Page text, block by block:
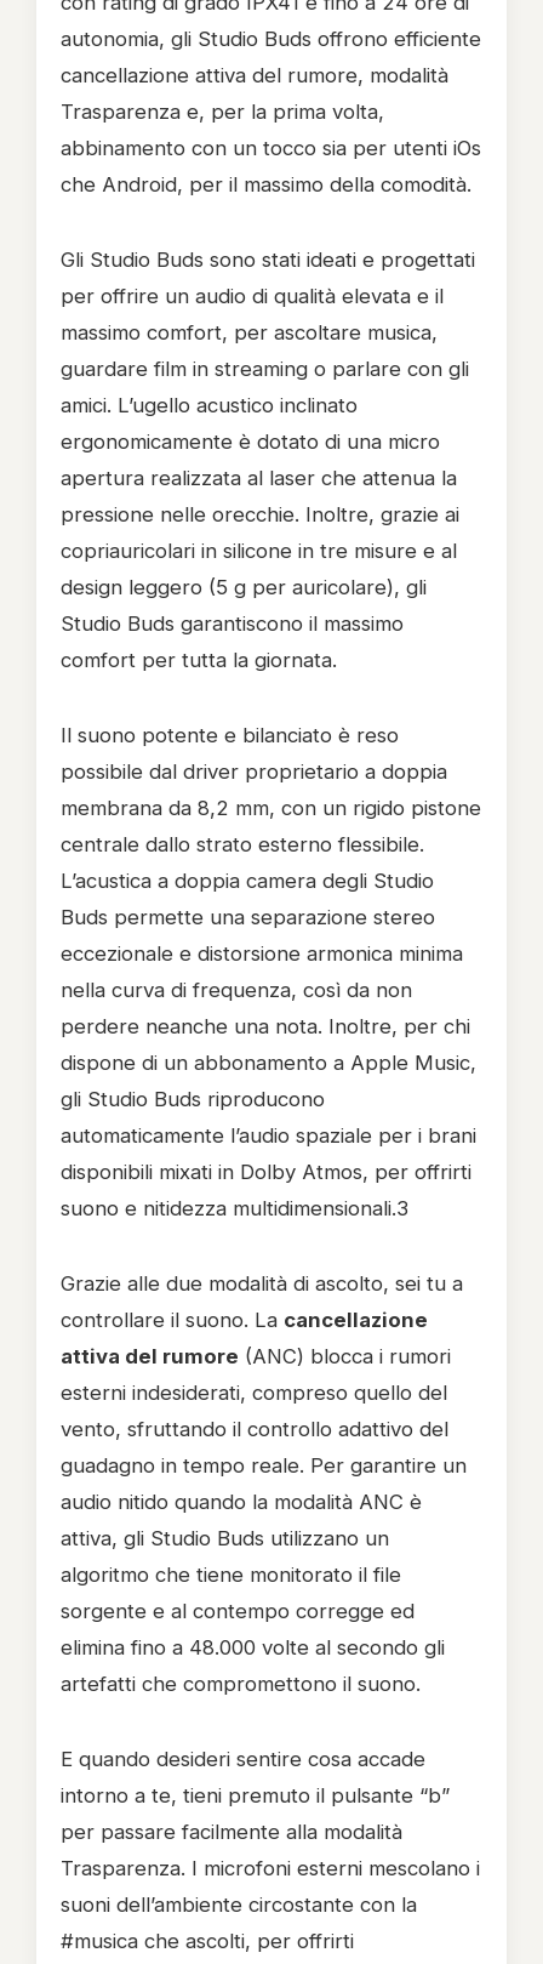
autonomia, gli Studio Buds offrono efficiente
cancellazione attiva del rumore, modalità
Trasparenza e, per la prima volta,
abbinamento con un tocco sia per utenti iOs
che Android, per il massimo della comodità.
Gli Studio Buds sono stati ideati e progettati
per offrire un audio di qualità elevata e il
massimo comfort, per ascoltare musica,
guardare film in streaming o parlare con gli
amici. L’ugello acustico inclinato
ergonomicamente è dotato di una micro
apertura realizzata al laser che attenua la
pressione nelle orecchie. Inoltre, grazie ai
copriauricolari in silicone in tre misure e al
design leggero (5 g per auricolare), gli
Studio Buds garantiscono il massimo
comfort per tutta la giornata.
Il suono potente e bilanciato è reso
possibile dal driver proprietario a doppia
membrana da 8,2 mm, con un rigido pistone
centrale dallo strato esterno flessibile.
L’acustica a doppia camera degli Studio
Buds permette una separazione stereo
eccezionale e distorsione armonica minima
nella curva di frequenza, così da non
perdere neanche una nota. Inoltre, per chi
dispone di un abbonamento a Apple Music,
gli Studio Buds riproducono
automaticamente l’audio spaziale per i brani
disponibili mixati in Dolby Atmos, per offrirti
suono e nitidezza multidimensionali.3
Grazie alle due modalità di ascolto, sei tu a
controllare il suono. La cancellazione
attiva del rumore (ANC) blocca i rumori
esterni indesiderati, compreso quello del
vento, sfruttando il controllo adattivo del
guadagno in tempo reale. Per garantire un
audio nitido quando la modalità ANC è
attiva, gli Studio Buds utilizzano un
algoritmo che tiene monitorato il file
sorgente e al contempo corregge ed
elimina fino a 48.000 volte al secondo gli
artefatti che compromettono il suono.
E quando desideri sentire cosa accade
intorno a te, tieni premuto il pulsante “b”
per passare facilmente alla modalità
Trasparenza. I microfoni esterni mescolano i
suoni dell’ambiente circostante con la
#musica che ascolti, per offrirti